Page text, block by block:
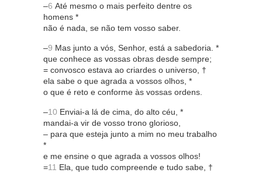
–6 Até mesmo o mais perfeito dentre os
homens *
não é nada, se não tem vosso saber.
–9 Mas junto a vós, Senhor, está a sabedoria. *
que conhece as vossas obras desde sempre;
= convosco estava ao criardes o universo, †
ela sabe o que agrada a vossos olhos, *
o que é reto e conforme às vossas ordens.
–10 Enviai-a lá de cima, do alto céu, *
mandai-a vir de vosso trono glorioso,
– para que esteja junto a mim no meu trabalho
*
e me ensine o que agrada a vossos olhos!
=11 Ela, que tudo compreende e tudo sabe, †